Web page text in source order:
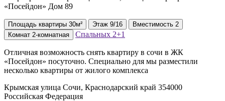
«Посейдон» Дом 89
Площадь квартиры 30м² Этаж 9/16 Вместимость 2
Комнат 2-комнатная Спальных 2+1
Отличная возможность снять квартиру в сочи в ЖК
«Посейдон» посуточно. Специально для мы разместили
несколько квартиры от жилого комплекса
Крымская улица Сочи, Краснодарский край 354000
Российская Федерация